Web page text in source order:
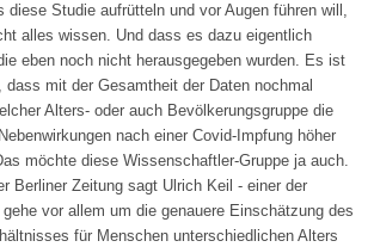
Studie aufrütteln und vor Augen führen will,
alles wissen. Und dass es dazu eigentlich
eben noch nicht herausgegeben wurden. Es ist
dass mit der Gesamtheit der Daten nochmal
Alters- oder auch Bevölkerungsgruppe die
nach einer Covid-Impfung höher
möchte diese Wissenschaftler-Gruppe ja auch.
Berliner Zeitung sagt Ulrich Keil - einer der
vor allem um die genauere Einschätzung des
für Menschen unterschiedlichen Alters